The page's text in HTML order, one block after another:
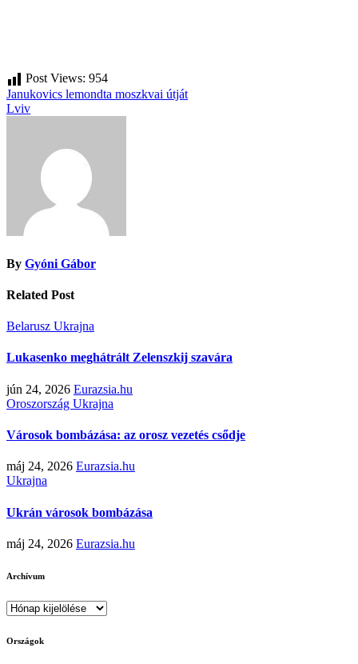
Post Views: 954
Bejegyzés
navigáció
Janukovics lemondta moszkvai útját
Lviv
By Gyóni Gábor
Related Post
Belarusz Ukrajna
Lukasenko meghátrált Zelenszkij szavára
jún 24, 2026 Eurazsia.hu
Oroszország Ukrajna
Városok bombázása: az orosz vezetés csődje
máj 24, 2026 Eurazsia.hu
Ukrajna
Ukrán városok bombázása
máj 24, 2026 Eurazsia.hu
Archívum
Archívum
Országok